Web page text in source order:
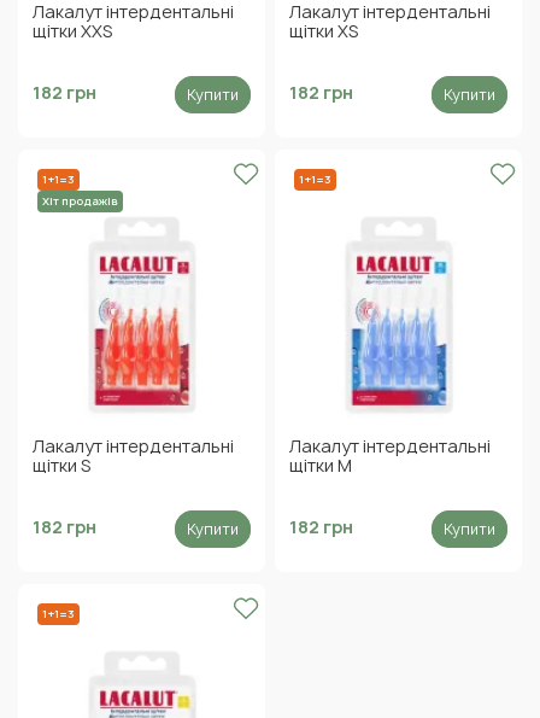
Лакалут інтердентальні
щітки XXS
182 грн Купити
Лакалут інтердентальні
щітки XS
182 грн Купити
Лакалут інтердентальні
щітки S
1+1=3
Хіт продажів
182 грн Купити
Лакалут інтердентальні
щітки M
1+1=3
182 грн Купити
1+1=3